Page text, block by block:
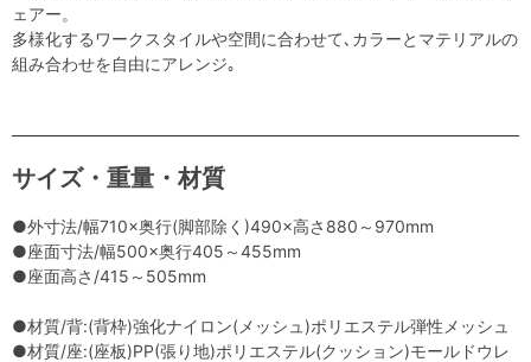
ェアー。
多様化するワークスタイルや空間に合わせて､カラーとマテリアルの
組み合わせを自由にアレンジ｡
サイズ・重量・材質
●外寸法/幅710×奥行(脚部除く)490×高さ880～970mm
●座面寸法/幅500×奥行405～455mm
●座面高さ/415～505mm
●材質/背:(背枠)強化ナイロン(メッシュ)ポリエステル弾性メッシュ
●材質/座:(座板)PP(張り地)ポリエステル(クッション)モールドウレ